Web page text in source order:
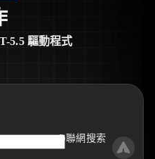
5.5 驅動程式
聯網搜索